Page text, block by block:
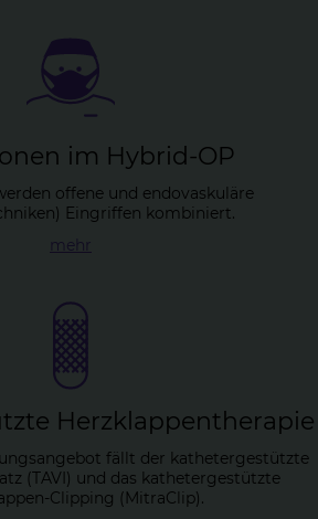
im Hy­brid-OP
offene und endovaskuläre
Eingriffen kombiniert.
mehr
Herz­klap­pen­the­ra­pie
fällt der kathetergestützte
(TAVI) und das kathetergestützte
Clipping (MitraClip).